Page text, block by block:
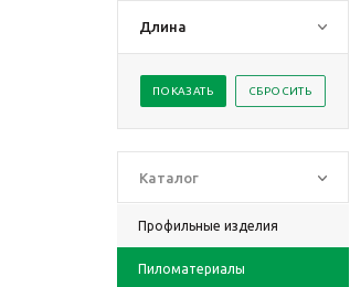
Длина
Каталог
Профильные изделия
Пиломатериалы